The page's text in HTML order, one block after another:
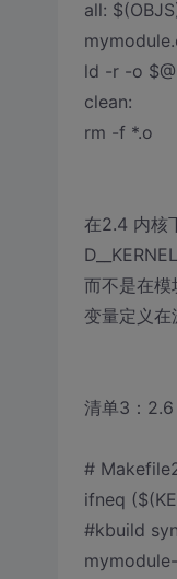
all:
ld -r -o
clean:
rm -f *.o
在2.4 内核
而不是在模
变量定义在
清单3：
#
ifneq
#kbuild